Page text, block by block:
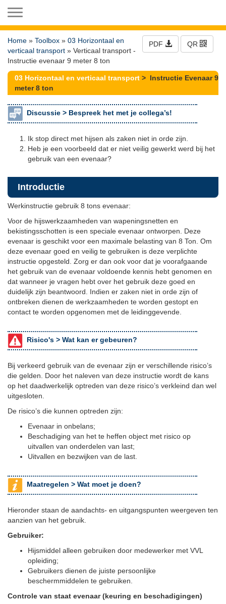
PDF QR
Home » Toolbox » 03 Horizontaal en
verticaal transport » Verticaal transport -
Instructie evenaar 9 meter 8 ton
03 Horizontaal en verticaal transport > Instructie Evenaar 9
meter 8 ton
Discussie > Bespreek het met je collega’s!
Ik stop direct met hijsen als zaken niet in orde zijn.
Heb je een voorbeeld dat er niet veilig gewerkt werd bij het
gebruik van een evenaar?
Introductie
Werkinstructie gebruik 8 tons evenaar:
Voor de hijswerkzaamheden van wapeningsnetten en
bekistingsschotten is een speciale evenaar ontworpen. Deze
evenaar is geschikt voor een maximale belasting van 8 Ton. Om
deze evenaar goed en veilig te gebruiken is deze verplichte
instructie opgesteld. Zorg er dan ook voor dat je voorafgaande
het gebruik van de evenaar voldoende kennis hebt genomen en
dat wanneer je vragen hebt over het gebruik deze goed en
duidelijk zijn beantwoord. Indien er zaken niet in orde zijn of
ontbreken dienen de werkzaamheden te worden gestopt en
contact te worden opgenomen met de leidinggevende.
Risico's > Wat kan er gebeuren?
Bij verkeerd gebruik van de evenaar zijn er verschillende risico’s
die gelden. Door het naleven van deze instructie wordt de kans
op het daadwerkelijk optreden van deze risico’s verkleind dan wel
uitgesloten.
De risico’s die kunnen optreden zijn:
Evenaar in onbelans;
Beschadiging van het te heffen object met risico op
uitvallen van onderdelen van last;
Uitvallen en bezwijken van de last.
Maatregelen > Wat moet je doen?
Hieronder staan de aandachts- en uitgangspunten weergeven ten
aanzien van het gebruik.
Gebruiker:
Hijsmiddel alleen gebruiken door medewerker met VVL
opleiding;
Gebruikers dienen de juiste persoonlijke
beschermmiddelen te gebruiken.
Controle van staat evenaar (keuring en beschadigingen)